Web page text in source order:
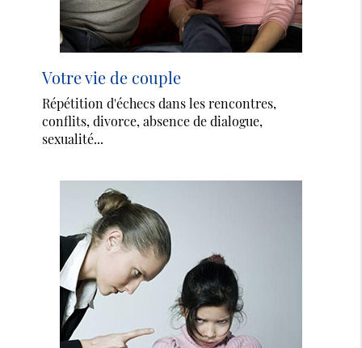
Votre vie de couple
Répétition d'échecs dans les rencontres,
conflits, divorce, absence de dialogue,
sexualité...